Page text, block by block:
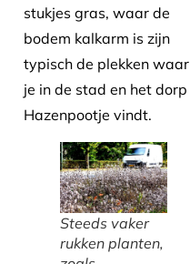
stukjes gras, waar de
bodem kalkarm is zijn
typisch de plekken waar
je in de stad en het dorp
Hazenpootje vindt.
Steeds vaker
rukken planten,